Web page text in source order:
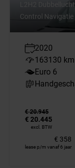
L2H2
Control Navigatie
2020
163130 km
Euro 6
€ 20.945
€ 20.445
excl. BTW
€ 358
lease p/m vanaf 6 jaar